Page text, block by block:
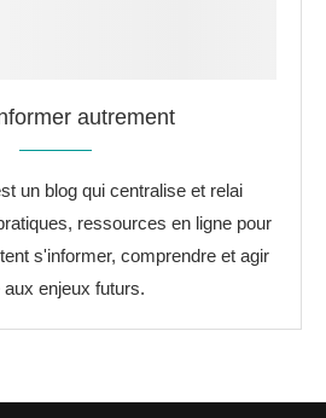
autrement
un blog qui centralise et relai
ressources en ligne pour
s'informer, comprendre et agir
aux enjeux futurs.